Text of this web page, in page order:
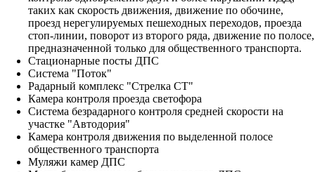
таких как скорость движения, движение по обочине,
проезд нерегулируемых пешеходных переходов, проезда
стоп-линии, поворот из второго ряда, движение по полосе,
предназначенной только для общественного транспорта.
Стационарные посты ДПС
Система "Поток"
Радарный комплекс "Стрелка СТ"
Камера контроля проезда светофора
Система безрадарного контроля средней скорости на
участке "Автодория"
Камера контроля движения по выделенной полосе
общественного транспорта
Муляжи камер ДПС